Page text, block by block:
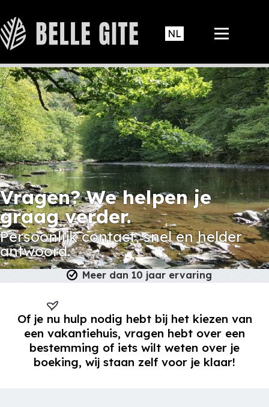
Vragen? We helpen je
graag verder.
Persoonlijk contact, snel en helder
antwoord.
Meer dan 10 jaar ervaring
Of je nu hulp nodig hebt bij het kiezen van
een vakantiehuis, vragen hebt over een
bestemming of iets wilt weten over je
boeking, wij staan zelf voor je klaar!